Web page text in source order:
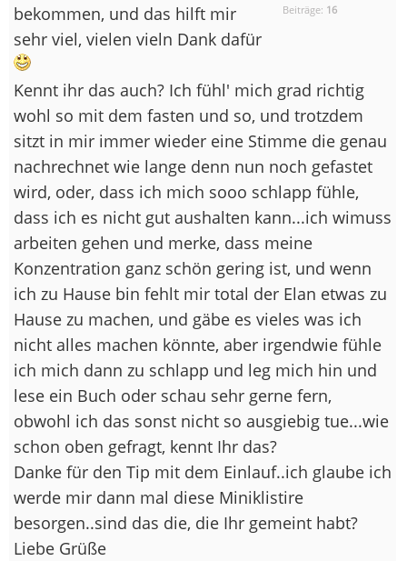
Beiträge: 16
bekommen, und das hilft mir
sehr viel, vielen vieln Dank dafür
Kennt ihr das auch? Ich fühl' mich grad richtig
wohl so mit dem fasten und so, und trotzdem
sitzt in mir immer wieder eine Stimme die genau
nachrechnet wie lange denn nun noch gefastet
wird, oder, dass ich mich sooo schlapp fühle,
dass ich es nicht gut aushalten kann...ich wimuss
arbeiten gehen und merke, dass meine
Konzentration ganz schön gering ist, und wenn
ich zu Hause bin fehlt mir total der Elan etwas zu
Hause zu machen, und gäbe es vieles was ich
nicht alles machen könnte, aber irgendwie fühle
ich mich dann zu schlapp und leg mich hin und
lese ein Buch oder schau sehr gerne fern,
obwohl ich das sonst nicht so ausgiebig tue...wie
schon oben gefragt, kennt Ihr das?
Danke für den Tip mit dem Einlauf..ich glaube ich
werde mir dann mal diese Miniklistire
besorgen..sind das die, die Ihr gemeint habt?
Liebe Grüße